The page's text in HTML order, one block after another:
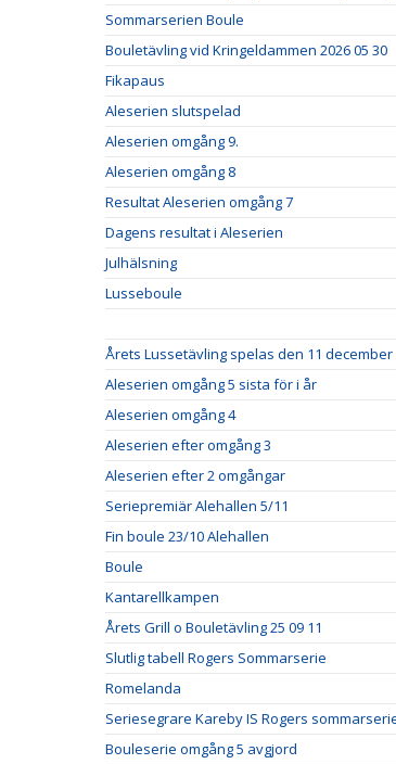
Sommarserien Boule
Bouletävling vid Kringeldammen 2026 05 30
Fikapaus
Aleserien slutspelad
Aleserien omgång 9.
Aleserien omgång 8
Resultat Aleserien omgång 7
Dagens resultat i Aleserien
Julhälsning
Lusseboule
Årets Lussetävling spelas den 11 december
Aleserien omgång 5 sista för i år
Aleserien omgång 4
Aleserien efter omgång 3
Aleserien efter 2 omgångar
Seriepremiär Alehallen 5/11
Fin boule 23/10 Alehallen
Boule
Kantarellkampen
Årets Grill o Bouletävling 25 09 11
Slutlig tabell Rogers Sommarserie
Romelanda
Seriesegrare Kareby IS Rogers
Bouleserie omgång 5 avgjord